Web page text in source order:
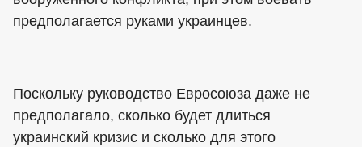
предполагается руками украинцев.
Поскольку руководство Евросоюза даже не
предполагало, сколько будет длиться
украинский кризис и сколько для этого